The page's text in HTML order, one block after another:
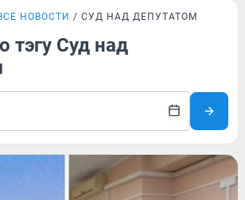
НОВОСТИ СУД НАД ДЕПУТАТОМ
тэгу Суд над